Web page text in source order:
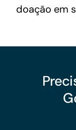
doação em